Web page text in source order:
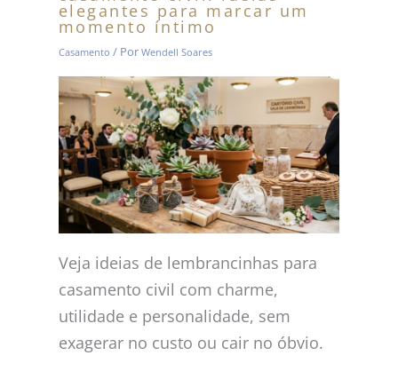
elegantes para marcar um
momento íntimo
Casamento / Por Wendell Soares
Veja ideias de lembrancinhas para
casamento civil com charme,
utilidade e personalidade, sem
exagerar no custo ou cair no óbvio.